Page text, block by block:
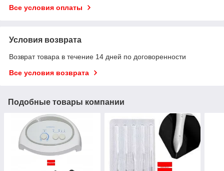
Все условия оплаты
Условия возврата
Возврат товара в течение 14 дней по договоренности
Все условия возврата
Подобные товары компании